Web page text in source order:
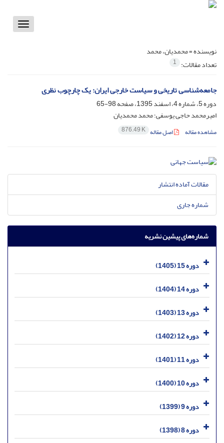
Toggle
نویسنده =محمدیان، محمد
تعداد مقالات: 1
جامعه‌شناسی تاریخی و سیاست خارجی ایران: یک چارچوب نظری
دوره 5، شماره 4، اسفند 1395، صفحه
98-65
امیرمحمد حاجی یوسفی؛ محمد محمدیان
مشاهده مقاله اصل مقاله 876.49 K
مقالات آماده انتشار
شماره جاری
شماره‌های پیشین نشریه
دوره 15 (1405)
دوره 14 (1404)
دوره 13 (1403)
دوره 12 (1402)
دوره 11 (1401)
دوره 10 (1400)
دوره 9 (1399)
دوره 8 (1398)